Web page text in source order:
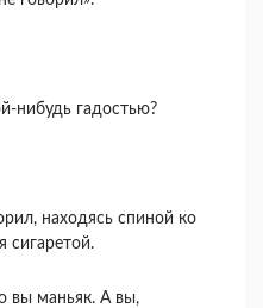
нибудь гадостью?
находясь спиной ко
сигаретой.
вы маньяк. А вы,